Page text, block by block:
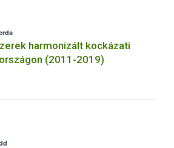
harmonizált kockázati
(2011-2019)